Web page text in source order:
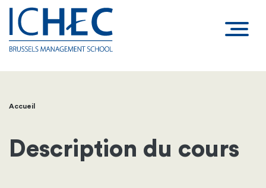
Fil
d'Ariane
Accueil
Description du cours